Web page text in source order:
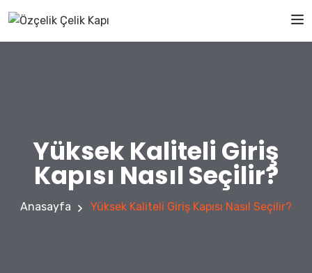
Yüksek Kaliteli Giriş
Kapısı Nasıl Seçilir?
Anasayfa Yüksek Kaliteli Giriş Kapısı Nasıl Seçilir?